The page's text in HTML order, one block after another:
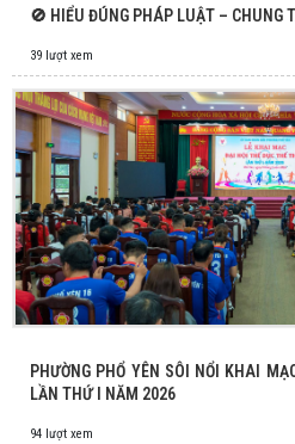
🚫 HIỂU ĐÚNG PHÁP LUẬT – CHUNG
39 lượt xem
PHƯỜNG PHỔ YÊN SÔI NỔI KHAI
LẦN THỨ I NĂM 2026
94 lượt xem